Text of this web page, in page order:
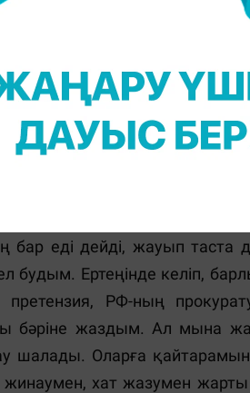
де, екінші
крек. Басшы үйрету керек,
жоқ жастарды
қарсаңында бізді Ресейлік
не істерімді білмедім.
арнап жасап жатқан
менің
шок жағдайда өтті.
бар еді дейді, жауып
будым. Ертеңінде келіп,
РФ-ның
бәріне жаздым. Ал мына
шалады. Оларға
жинаумен, хат жазумен